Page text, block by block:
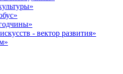
- вектор развития»